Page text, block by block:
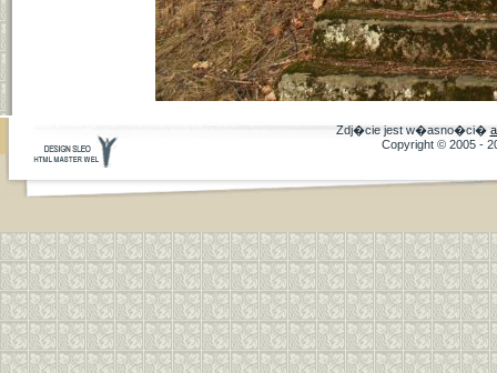
Zdj�cie jest w�asno�ci�
Copyright © 2005 -